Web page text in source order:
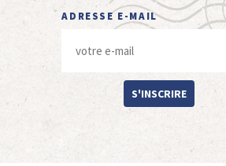
ADRESSE E-MAIL
S'INSCRIRE